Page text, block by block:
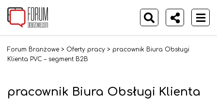
Forum Branżowe > Oferty pracy > pracownik Biura Obsługi
Klienta PVC – segment B2B
pracownik Biura Obsługi Klienta